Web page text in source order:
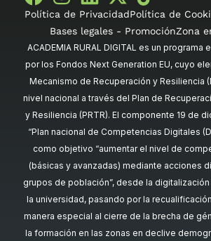
Política de PrivacidadPolítica de
Bases legales - PromociónZona
ACADEMIA RURAL DIGITAL es un
por los Fondos Next Generation EU, cuyo
Mecanismo de Recuperación y Resiliencia
nivel nacional a través del Plan de
y Resiliencia (PRTR). El componente 19 de
“Plan nacional de Competencias Digitales
como objetivo “aumentar el nivel de
(básicas y avanzadas) mediante acciones
grupos de población”, desde la
la universidad, pasando por la
manera especial al cierre de la brecha de
la formación en las zonas en declive